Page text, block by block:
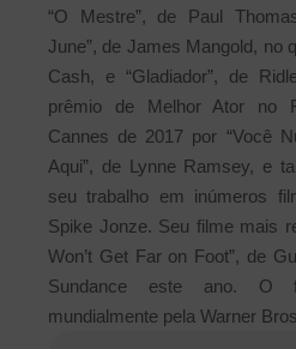
“O Mestre”, de Paul
June”, de James Mangold, no
Cash, e “Gladiador”, de
prêmio de Melhor Ator no
Cannes de 2017 por “Você
Aqui”, de Lynne Ramsey, e
seu trabalho em inúmeros
Spike Jonze. Seu filme mais
Won’t Get Far on Foot”, de
Sundance este ano. O
mundialmente pela Warner